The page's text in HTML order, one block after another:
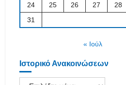
24
25 26 27 28
31
« Ιούλ
Ιστορικό Ανακοινώσεων
Ιστορικό